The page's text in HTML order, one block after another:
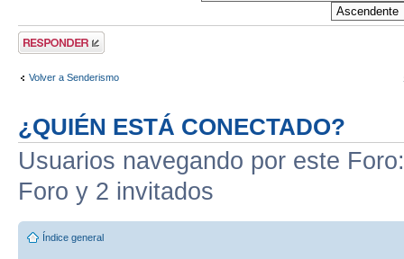
Publicar una
respuesta
Volver a Senderismo
¿QUIÉN ESTÁ CONECTADO?
Usuarios navegando por este
Foro y 2 invitados
Índice general